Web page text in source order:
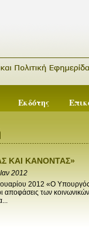
Εκδότης
ΚΑΙ ΚΑΝΟΝΤΑΣ»
2012
2012 «Ο
αποφάσεις των